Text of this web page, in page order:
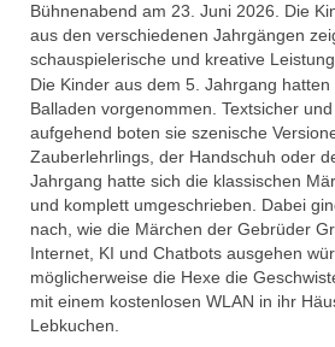
Bühnenabend am 23. Juni 2026. Die
aus den verschiedenen Jahrgängen
schauspielerische und kreative
Die Kinder aus dem 5. Jahrgang
Balladen vorgenommen. Textsicher
aufgehend boten sie szenische
Zauberlehrlings, der Handschuh oder
Jahrgang hatte sich die klassischen
und komplett umgeschrieben. Dabei
nach, wie die Märchen der Gebrüder
Internet, KI und Chatbots ausgehen
möglicherweise die Hexe die
mit einem kostenlosen WLAN in ihr
Lebkuchen.